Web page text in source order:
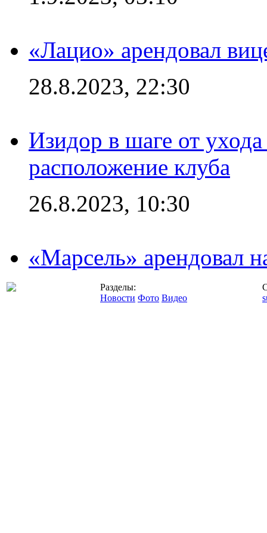
«Лацио» арендовал
28.8.2023, 22:30
Изидор в шаге от
расположение клуба
26.8.2023, 10:30
«Марсель» арендовал
Разделы:
Новости Фото Видео